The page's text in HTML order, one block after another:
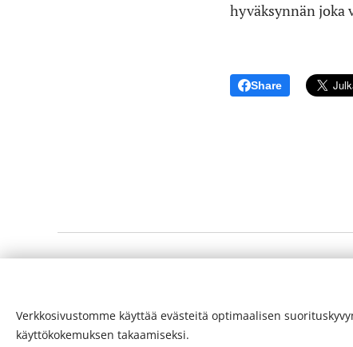
hyväksynnän joka
Share
ISSN 2342-3439
Verkkosivustomme käyttää evästeitä optimaalisen
käyttökokemuksen takaamiseksi.